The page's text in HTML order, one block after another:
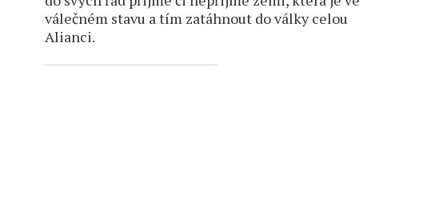
válečném stavu a tím zatáhnout do války celou
Alianci.